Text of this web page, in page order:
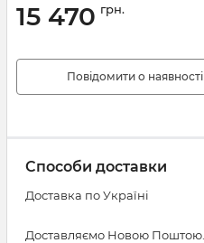
15 470 грн.
Повідомити о наявності
Способи доставки
Доставка по Україні
Доставляємо Новою Поштою.